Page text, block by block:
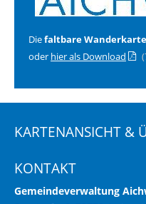
Diefaltbare Wanderkarte
oder hier als Download
KARTENANSICHT &
KONTAKT
Gemeindeverwaltung